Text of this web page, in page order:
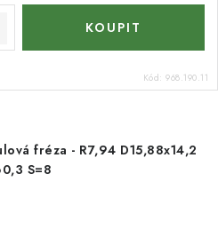
Kód: 968.190.11
fréza - R7,94 D15,88x14,2
S=8